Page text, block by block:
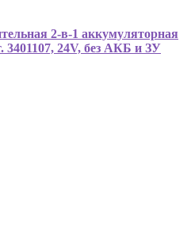
2-в-1 аккумуляторная
3401107, 24V, без АКБ и ЗУ